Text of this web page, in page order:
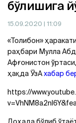
бўлишига
15.09.2020 | 11:09
«Толибон»
раҳбари Мулла
Афғонистон
ҳақда ЎзАхабар
https://